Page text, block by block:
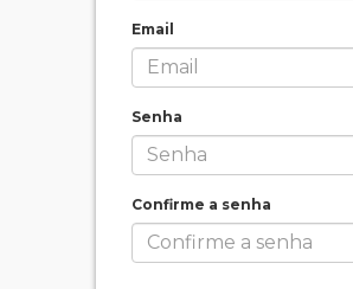
Email
Senha
Confirme a senha